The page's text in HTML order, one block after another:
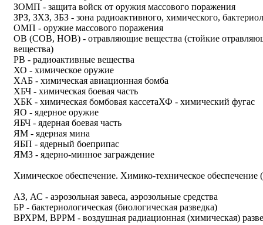
ЗОМП - защита войск от оружия массового поражения
ЗРЗ, ЗХЗ, ЗБЗ - зона радиоактивного, химического,
ОМП - оружие массового поражения
ОВ (СОВ, НОВ) - отравляющие вещества (стойкие
вещества)
РВ - радиоактивные вещества
ХО - химическое оружие
ХАБ - химическая авиационная бомба
ХБЧ - химическая боевая часть
ХБК - химическая бомбовая кассетаХФ - химический фугас
ЯО - ядерное оружие
ЯБЧ - ядерная боевая часть
ЯМ - ядерная мина
ЯБП - ядерный боеприпас
ЯМЗ - ядерно-минное заграждение
Химическое обеспечение. Химико-техническое
АЗ, АС - аэрозольная завеса, аэрозольные средства
БР - бактериологическая (биологическая разведка)
ВРХРМ, ВРРМ - воздушная радиационная (химическая)